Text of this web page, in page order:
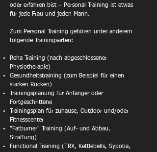
oder erfahren bist – Personal Training ist etwas
für jede Frau und jeden Mann.
Zum Personal Training gehören unter anderem
folgende Trainingsarten:
Reha Training (nach abgeschlossener
Physiotherapie)
Gesundheitstraining (zum Beispiel für einen
starken Rücken)
Trainingsplanung für Anfänger oder
Fortgeschrittene
Trainingsplan für zuhause, Outdoor und/oder
Fitnesscenter
"Fatburner" Training (Auf- und Abbau,
Straffung)
Functional Training (TRX, Kettlebells, Sypoba,